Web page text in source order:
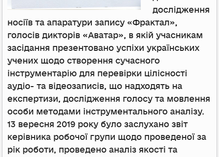
дослідження
носіїв та апаратури запису «Фрактал»,
голосів дикторів «Аватар», в якій учасникам
засідання презентовано успіхи українських
учених щодо створення сучасного
інструментарію для перевірки цілісності
аудіо- та відеозаписів, що надходять на
експертизи, дослідження голосу та мовлення
особи методами інструментального аналізу.
13 вересня 2019 року було заслухано звіт
керівника робочої групи щодо проведеної за
рік роботи, проведено аналіз якості та